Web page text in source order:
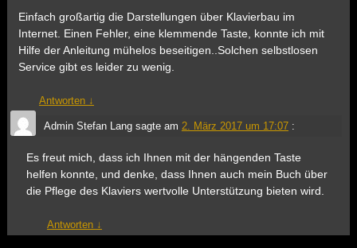
Einfach großartig die Darstellungen über Klavierbau im
Internet. Einen Fehler, eine klemmende Taste, konnte ich mit
Hilfe der Anleitung mühelos beseitigen..Solchen selbstlosen
Service gibt es leider zu wenig.
Antworten ↓
Admin Stefan Langsagte am 2. März 2017 um 17:07 :
Es freut mich, dass ich Ihnen mit der hängenden Taste
helfen konnte, und denke, dass Ihnen auch mein Buch über
die Pflege des Klaviers wertvolle Unterstützung bieten wird.
Antworten ↓